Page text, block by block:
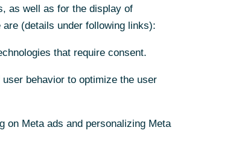
as well as for the display of
(details under following links):
that require consent.
behavior to optimize the user
on Meta ads and personalizing Meta